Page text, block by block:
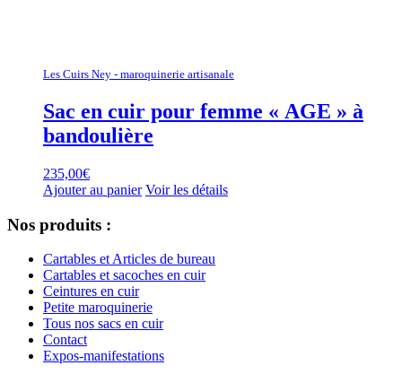
Les Cuirs Ney - maroquinerie artisanale
Sac en cuir pour femme « AGE » à
bandoulière
235,00€
Ajouter au panier Voir les détails
Nos produits :
Cartables et Articles de bureau
Cartables et sacoches en cuir
Ceintures en cuir
Petite maroquinerie
Tous nos sacs en cuir
Contact
Expos-manifestations